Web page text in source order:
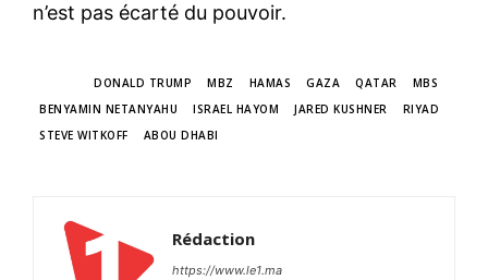
n’est pas écarté du pouvoir.
DONALD TRUMP MBZ HAMAS GAZA QATAR
MBS
BENYAMIN NETANYAHU
ISRAEL HAYOM JARED KUSHNER
RIYAD
STEVE WITKOFF
ABOU DHABI
Rédaction
https://www.le1.ma